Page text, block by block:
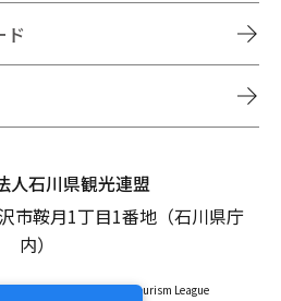
ド
人石川県観光連盟
市鞍月1丁目1番地（石川県庁
内）
© Ishikawa Prefectural Tourism League